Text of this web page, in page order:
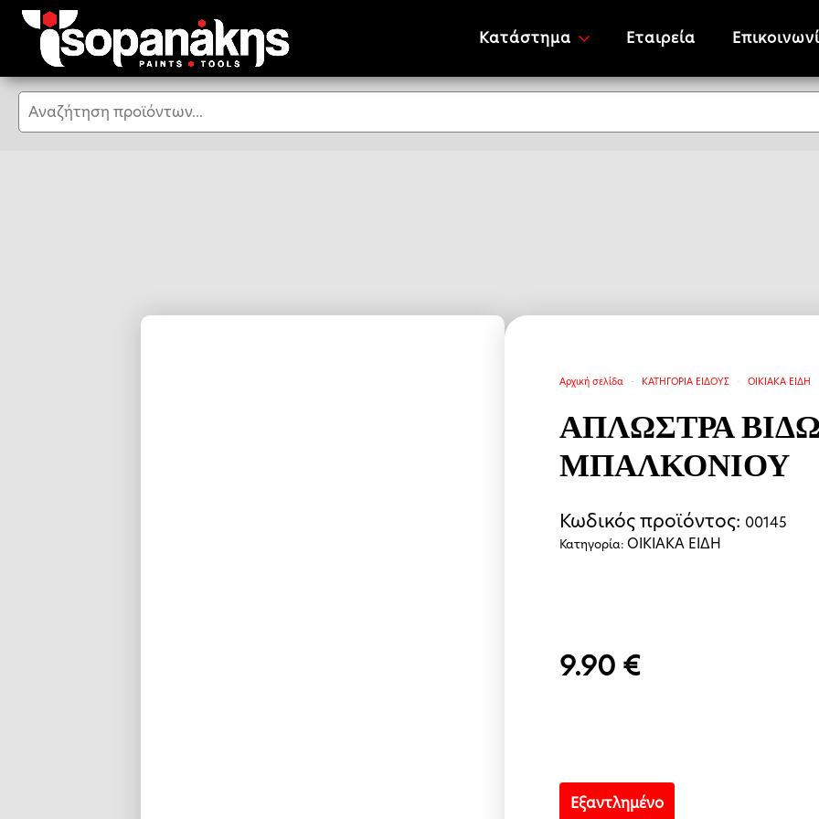
Κατάστημα Εταιρεία
Αναζήτηση
Αρχική σελίδα ΚΑΤΗΓΟΡΙΑ ΕΙΔΟΥΣ ΟΙΚΙΑΚΑ ΕΙΔΗ
ΑΠΛΩΣΤΡΑ
ΜΠΑΛΚΟΝΙΟΥ
Κωδικός προϊόντος: 00145
Κατηγορία:ΟΙΚΙΑΚΑ ΕΙΔΗ
9.90 €
Εξαντλημένο